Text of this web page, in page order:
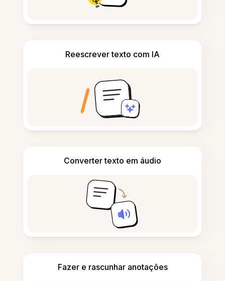
Reescrever texto com IA
Converter texto em áudio
Fazer e rascunhar anotações